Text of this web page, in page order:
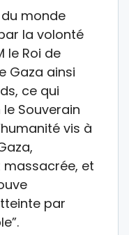
du monde
la volonté
le Roi de
Gaza ainsi
ce qui
Souverain
vis à
massacrée, et
par